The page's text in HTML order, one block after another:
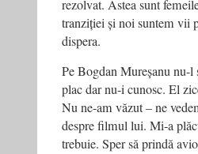
rezolvat. Astea sunt
tranziției și noi suntem vii
dispera.
Pe Bogdan Mureșanu nu-
plac dar nu-i cunosc. El
Nu ne-am văzut – ne
despre filmul lui. Mi-a
trebuie. Sper să prindă